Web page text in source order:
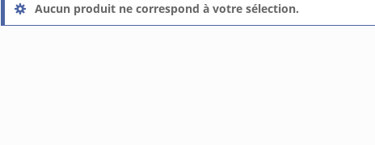
Aucun produit ne correspond à votre sélection.